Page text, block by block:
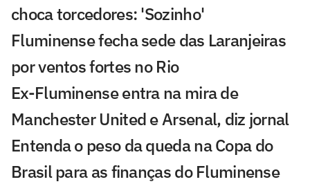
choca torcedores: 'Sozinho'
Fluminense fecha sede das Laranjeiras
por ventos fortes no Rio
Ex-Fluminense entra na mira de
Manchester United e Arsenal, diz jornal
Entenda o peso da queda na Copa do
Brasil para as finanças do Fluminense